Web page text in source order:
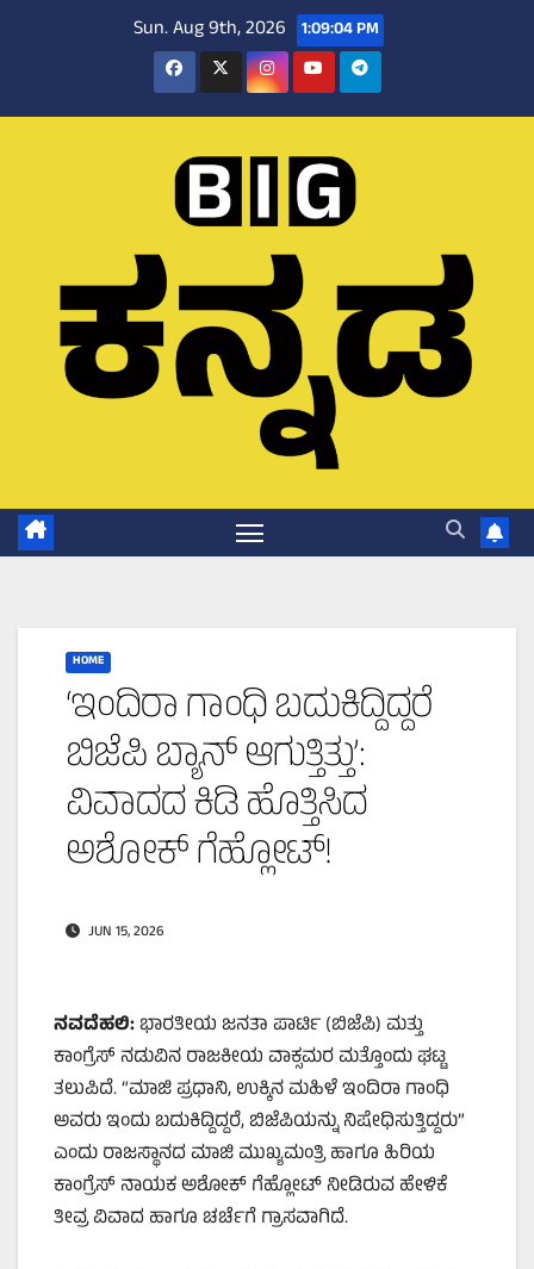
Sun. Aug 9th, 2026 1:09:05 PM
HOME
‘ಇಂದಿರಾ ಗಾಂಧಿ ಬದುಕಿದ್ದಿದ್ದರೆ
ಬಿಜೆಪಿ ಬ್ಯಾನ್ ಆಗುತ್ತಿತ್ತು’:
ವಿವಾದದ ಕಿಡಿ ಹೊತ್ತಿಸಿದ
ಅಶೋಕ್ ಗೆಹ್ಲೋಟ್!
JUN 15, 2026
ನವದೆಹಲಿ:ಭಾರತೀಯ ಜನತಾ ಪಾರ್ಟಿ (ಬಿಜೆಪಿ) ಮತ್ತು
ಕಾಂಗ್ರೆಸ್ ನಡುವಿನ ರಾಜಕೀಯ ವಾಕ್ಸಮರ ಮತ್ತೊಂದು ಘಟ್ಟ
ತಲುಪಿದೆ. “ಮಾಜಿ ಪ್ರಧಾನಿ, ಉಕ್ಕಿನ ಮಹಿಳೆ ಇಂದಿರಾ ಗಾಂಧಿ
ಅವರು ಇಂದು ಬದುಕಿದ್ದಿದ್ದರೆ, ಬಿಜೆಪಿಯನ್ನು ನಿಷೇಧಿಸುತ್ತಿದ್ದರು”
ಎಂದು ರಾಜಸ್ಥಾನದ ಮಾಜಿ ಮುಖ್ಯಮಂತ್ರಿ ಹಾಗೂ ಹಿರಿಯ
ಕಾಂಗ್ರೆಸ್ ನಾಯಕ ಅಶೋಕ್ ಗೆಹ್ಲೋಟ್ ನೀಡಿರುವ ಹೇಳಿಕೆ
ತೀವ್ರ ವಿವಾದ ಹಾಗೂ ಚರ್ಚೆಗೆ ಗ್ರಾಸವಾಗಿದೆ.